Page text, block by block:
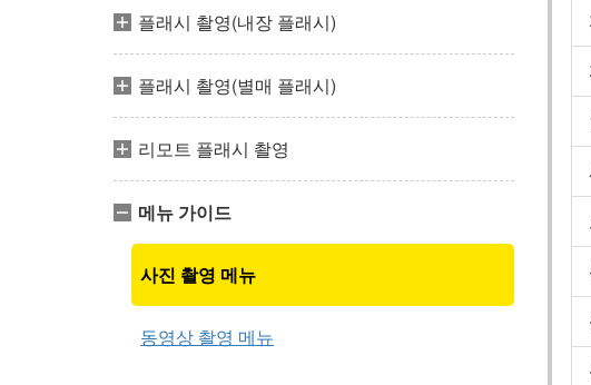
플래시 촬영(내장 플래시)
플래시 촬영(별매 플래시)
리모트 플래시 촬영
메뉴 가이드
사진 촬영 메뉴
동영상 촬영 메뉴